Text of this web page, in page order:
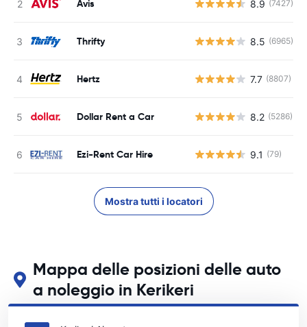
Avis 8.9 (7427)
Thrifty 8.5 (6965)
Hertz 7.7 (8807)
Dollar Rent a Car 8.2 (5286)
Ezi-Rent Car Hire 9.1 (79)
Mostra tutti i locatori
Mappa delle posizioni delle auto
a noleggio in Kerikeri
Guarda le nostre principali sedi di autonoleggio in Kerikeri